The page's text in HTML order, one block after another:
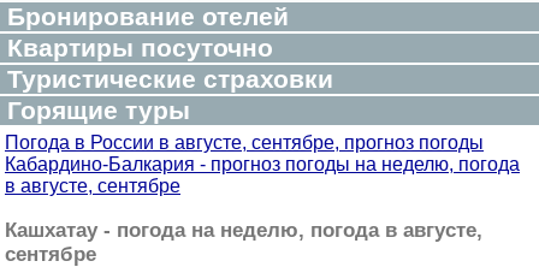
Бронирование отелей
Квартиры посуточно
Туристические страховки
Горящие туры
Погода в России в августе, сентябре, прогноз погоды
Кабардино-Балкария - прогноз погоды на неделю, погода
в августе, сентябре
Кашхатау - погода на неделю, погода в августе,
сентябре